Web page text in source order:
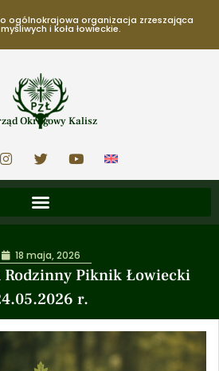
ogólnokrajowa organizacja zrzeszająca
i koła łowieckie.
Okręgowy Kalisz
Rodzinny Piknik Łowiecki
r.
18 maja, 2026